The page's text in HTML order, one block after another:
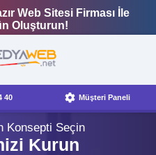
Web Sitesi Firması İle
Oluşturun!
40 Müşteri Paneli
Konsepti Seçin
Kurun